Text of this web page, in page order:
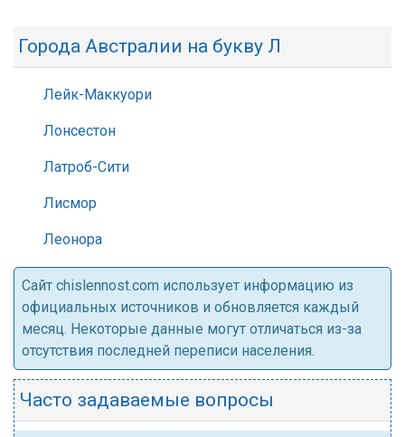
Города Австралии на букву Л
Лейк-Маккуори
Лонсестон
Латроб-Сити
Лисмор
Леонора
Cайт chislennost.com использует информацию из
официальных источников и обновляется каждый
месяц. Некоторые данные могут отличаться из-за
отсутствия последней переписи населения.
Часто задаваемые вопросы